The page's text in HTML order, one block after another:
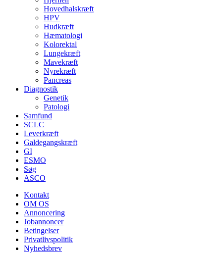
Hovedhalskræft
HPV
Hudkræft
Hæmatologi
Kolorektal
Lungekræft
Mavekræft
Nyrekræft
Pancreas
Diagnostik
Genetik
Patologi
Samfund
SCLC
Leverkræft
Galdegangskræft
GI
ESMO
Søg
ASCO
Kontakt
OM OS
Annoncering
Jobannoncer
Betingelser
Privatlivspolitik
Nyhedsbrev